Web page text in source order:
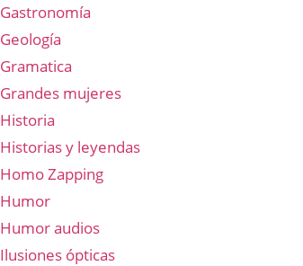
Gastronomía
Geología
Gramatica
Grandes mujeres
Historia
Historias y leyendas
Homo Zapping
Humor
Humor audios
Ilusiones ópticas